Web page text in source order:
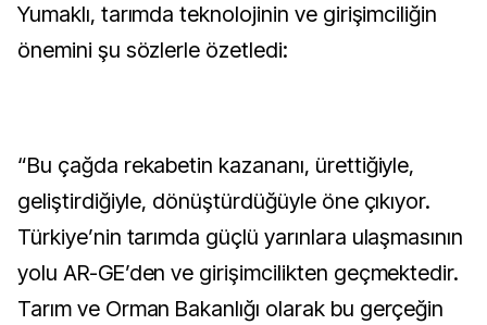
Yumaklı, tarımda teknolojinin ve girişimciliğin
önemini şu sözlerle özetledi:
“Bu çağda rekabetin kazananı, ürettiğiyle,
geliştirdiğiyle, dönüştürdüğüyle öne çıkıyor.
Türkiye’nin tarımda güçlü yarınlara ulaşmasının
yolu AR-GE’den ve girişimcilikten geçmektedir.
Tarım ve Orman Bakanlığı olarak bu gerçeğin